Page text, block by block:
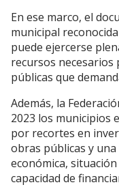
En ese marco, el
municipal
puede ejercerse
recursos necesarios
públicas que
Además, la
2023 los municipios
por recortes en
obras públicas y
económica,
capacidad de